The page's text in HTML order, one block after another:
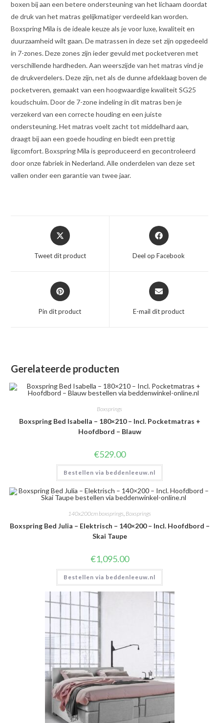
boxen bij aan een betere ondersteuning van het lichaam doordat
de druk van het matras gelijkmatiger verdeeld kan worden.
Boxspring Mila is de ideale keuze als je voor luxe, kwaliteit en
duurzaamheid wilt gaan. De matrassen in deze set zijn opgedeeld
in 7-zones. Deze zones zijn ieder gevuld met pocketveren met
verschillende hardheden. Aan weerszijde van het matras vind je
de drukverdelers. Deze zijn, net als de dunne afdeklaag boven de
pocketveren, gemaakt van een hoogwaardige kwaliteit SG25
koudschuim. Door de 7-zone indeling in dit matras ben je
verzekerd van een correcte houding en een juiste
ondersteuning. Het matras voelt zacht tot middelhard aan,
draagt bij aan een goede houding en biedt een prettig
ligcomfort. Boxspring Mila is geproduceerd en gecontroleerd
door onze fabriek in Nederland. Alle onderdelen van deze set
vallen onder een garantie van twee jaar.
Opent
in
nieuw
Tweet dit product
Opent
in
nieuw
Deel op Facebook
Opent
in
nieuw
Pin dit product
Opent
in
nieuw
E-mail dit product
Gerelateerde producten
Boxsprings
Boxspring Bed Isabella – 180×210 – Incl. Pocketmatras +
Hoofdbord – Blauw
€529.00
Bestellen via beddenleeuw.nl
140x200cm boxsprings Boxsprings
Boxspring Bed Julia – Elektrisch – 140×200 – Incl. Hoofdbord –
Skai Taupe
€1,095.00
Bestellen via beddenleeuw.nl